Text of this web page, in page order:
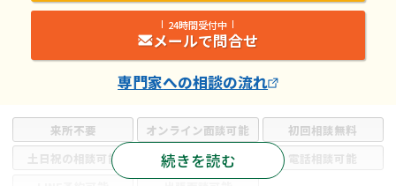
来所不要 オンライン面談可能
初回相談無料
土日祝の相談可能
19時以降電話可能
電話相談可能
続きを読む
24時間受付中
メールで問合せ
専門家への相談の流れ